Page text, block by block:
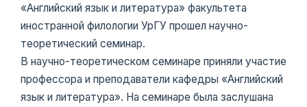
«Английский язык и литература» факультета
иностранной филологии УрГУ прошел научно-
теоретический семинар.
В научно-теоретическом семинаре приняли участие
профессора и преподаватели кафедры «Английский
язык и литература». На семинаре была заслушана